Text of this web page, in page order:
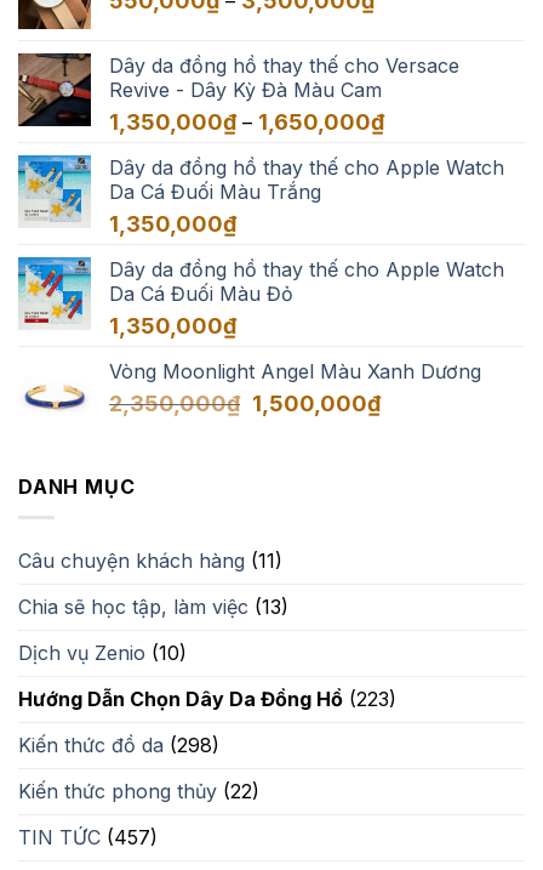
550,000₫
đến
3,500,000₫
Dây da đồng hồ thay thế cho Versace
Revive - Dây Kỳ Đà Màu Cam
1,350,000₫ – 1,650,000₫Khoảng
từ
Dây da đồng hồ thay thế cho Apple Watch
Da Cá Đuối Màu Trắng
1,350,000₫
Dây da đồng hồ thay thế cho Apple Watch
Da Cá Đuối Màu Đỏ
1,350,000₫
Vòng Moonlight Angel Màu Xanh Dương
2,350,000₫ Giá
1,500,000₫Giá
DANH MỤC
Câu chuyện khách hàng (11)
Chia sẽ học tập, làm việc (13)
Dịch vụ Zenio (10)
Hướng Dẫn Chọn Dây Da Đồng Hồ (223)
Kiến thức đồ da (298)
Kiến thức phong thủy (22)
TIN TỨC (457)